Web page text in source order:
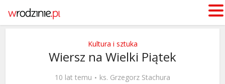
Kultura i sztuka
Wiersz na Wielki Piątek
10 lat temu ks. Grzegorz Stachura